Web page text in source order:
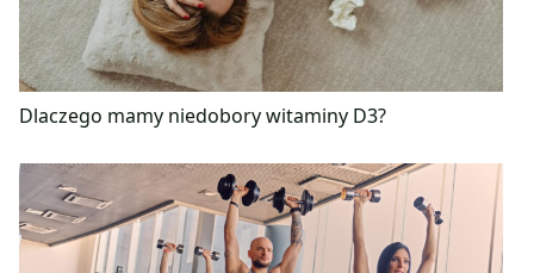
Dlaczego mamy niedobory witaminy D3?